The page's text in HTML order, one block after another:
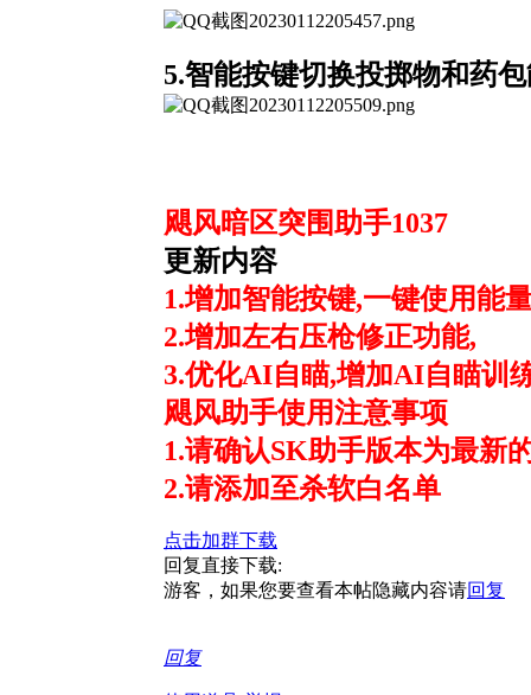
5.智能按键切换投掷物和药
飓风暗区突围助手1037
更新内容
1.增加智能按键,一键使用能
2.增加左右压枪修正功能,
3.优化AI自瞄,增加AI自瞄训
飓风助手使用注意事项
1.请确认SK助手版本为最新
2.请添加至杀软白名单
点击加群下载
回复直接下载:
游客，如果您要查看本帖隐藏内容请回复
回复